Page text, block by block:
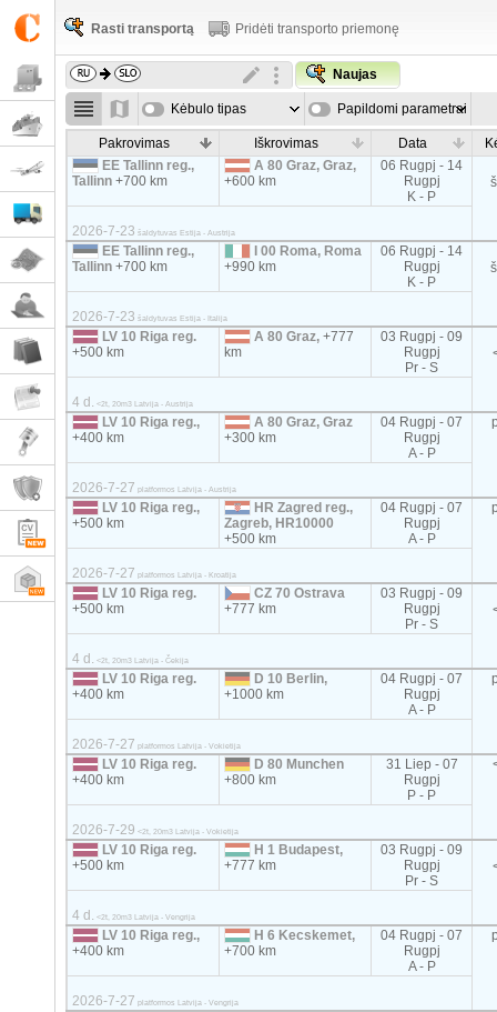
Rasti transportą Pridėti transporto priemonę
Naujas
Kėbulo tipas Papildomi parametrai
Pakrovimas Iškrovimas Data
EE Tallinn reg.,
Tallinn+700 km
A 80 Graz, Graz,
+600 km
06 Rugpj - 14
Rugpj
K - P
2026-7-23 šaldytuvas Estija - Austrija
EE Tallinn reg.,
Tallinn+700 km
I 00 Roma, Roma
+990 km
06 Rugpj - 14
Rugpj
K - P
2026-7-23 šaldytuvas Estija - Italija
LV 10 Riga reg.
+500 km
A 80 Graz,+777
km
03 Rugpj - 09
Rugpj
Pr - S
4 d. <2t, 20m3 Latvija - Austrija
LV 10 Riga reg.,
+400 km
A 80 Graz, Graz
+300 km
04 Rugpj - 07
Rugpj
A - P
2026-7-27 platformos Latvija - Austrija
LV 10 Riga reg.,
+500 km
HR Zagred reg.,
Zagreb, HR10000
+500 km
04 Rugpj - 07
Rugpj
A - P
2026-7-27 platformos Latvija - Kroatija
LV 10 Riga reg.
+500 km
CZ 70 Ostrava
+777 km
03 Rugpj - 09
Rugpj
Pr - S
4 d. <2t, 20m3 Latvija - Čekija
LV 10 Riga reg.
+400 km
D 10 Berlin,
+1000 km
04 Rugpj - 07
Rugpj
A - P
2026-7-27 platformos Latvija - Vokietija
LV 10 Riga reg.
+400 km
D 80 Munchen
+800 km
31 Liep - 07
Rugpj
P - P
2026-7-29 <2t, 20m3 Latvija - Vokietija
LV 10 Riga reg.
+500 km
H 1 Budapest,
+777 km
03 Rugpj - 09
Rugpj
Pr - S
4 d. <2t, 20m3 Latvija - Vengrija
LV 10 Riga reg.,
+400 km
H 6 Kecskemet,
+700 km
04 Rugpj - 07
Rugpj
A - P
2026-7-27 platformos Latvija - Vengrija